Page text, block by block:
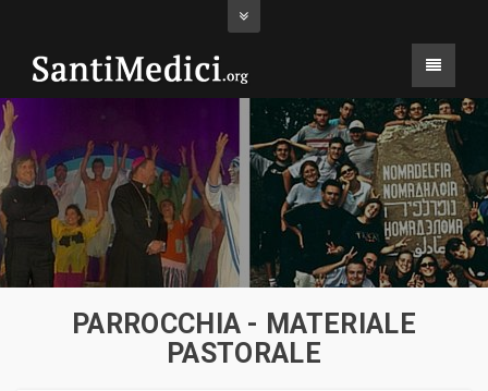
PARROCCHIA - MATERIALE
PASTORALE